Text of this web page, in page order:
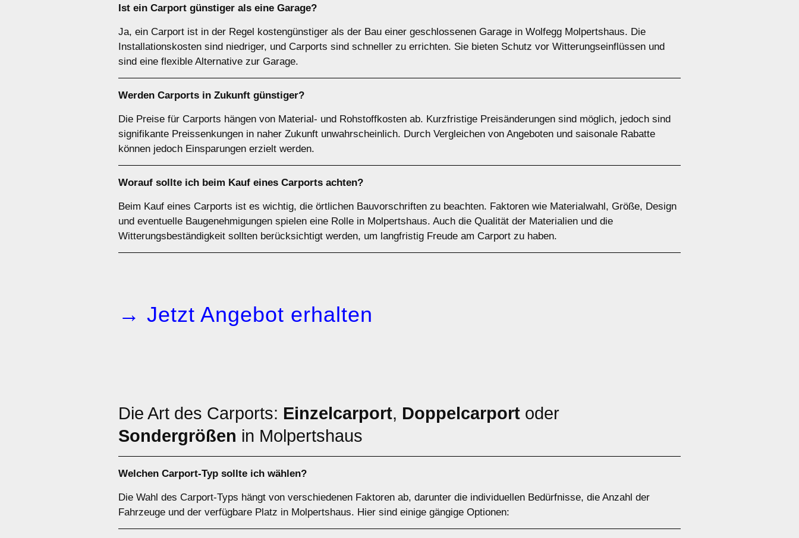
Ist ein Carport günstiger als eine Garage?
Ja, ein Carport ist in der Regel kostengünstiger als der Bau einer geschlossenen Garage in Wolfegg Molpertshaus. Die
Installationskosten sind niedriger, und Carports sind schneller zu errichten. Sie bieten Schutz vor Witterungseinflüssen und
sind eine flexible Alternative zur Garage.
Werden Carports in Zukunft günstiger?
Die Preise für Carports hängen von Material- und Rohstoffkosten ab. Kurzfristige Preisänderungen sind möglich, jedoch sind
signifikante Preissenkungen in naher Zukunft unwahrscheinlich. Durch Vergleichen von Angeboten und saisonale Rabatte
können jedoch Einsparungen erzielt werden.
Worauf sollte ich beim Kauf eines Carports achten?
Beim Kauf eines Carports ist es wichtig, die örtlichen Bauvorschriften zu beachten. Faktoren wie Materialwahl, Größe, Design
und eventuelle Baugenehmigungen spielen eine Rolle in Molpertshaus. Auch die Qualität der Materialien und die
Witterungsbeständigkeit sollten berücksichtigt werden, um langfristig Freude am Carport zu haben.
→ Jetzt Angebot erhalten
Die Art des Carports: Einzelcarport, Doppelcarport oder
Sondergrößen in Molpertshaus
Welchen Carport-Typ sollte ich wählen?
Die Wahl des Carport-Typs hängt von verschiedenen Faktoren ab, darunter die individuellen Bedürfnisse, die Anzahl der
Fahrzeuge und der verfügbare Platz in Molpertshaus. Hier sind einige gängige Optionen: